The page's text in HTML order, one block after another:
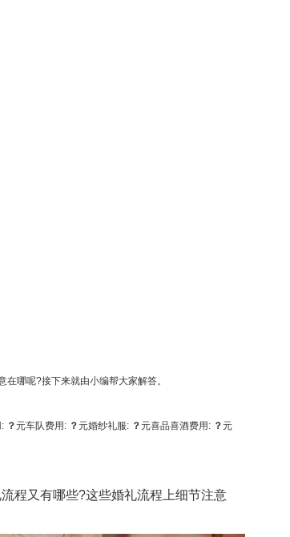
哪呢?接下来就由小编帮大家解答。
？元车队费用: ？元婚纱礼服: ？元喜品喜酒费用: ？元
程又有哪些?这些婚礼流程上细节注意